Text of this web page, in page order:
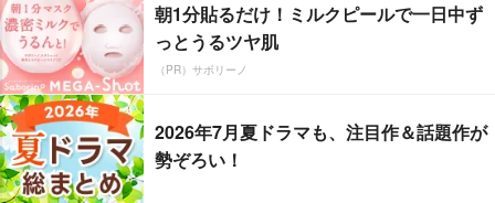
朝1分貼るだけ！ミルクピールで一日中ず
っとうるツヤ肌
（PR）サボリーノ
2026年7月夏ドラマも、注目作＆話題作が
勢ぞろい！